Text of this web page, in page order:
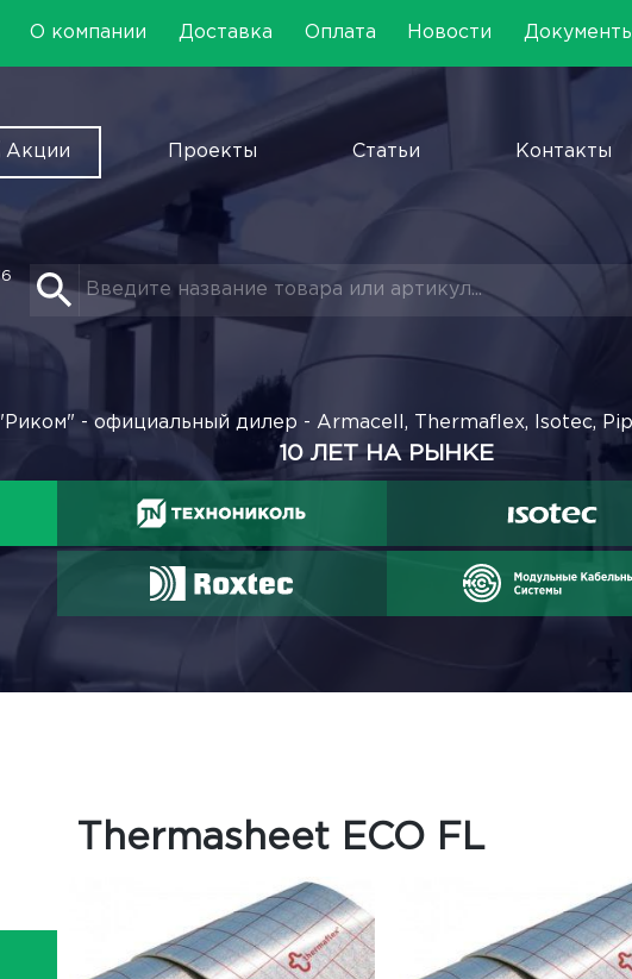
О компании Доставка Оплата Новости
Акции Проекты Статьи Контакты
- официальный дилер - Armacell, Thermaflex, Isotec,
10 ЛЕТ НА РЫНКЕ
Thermasheet ECO FL